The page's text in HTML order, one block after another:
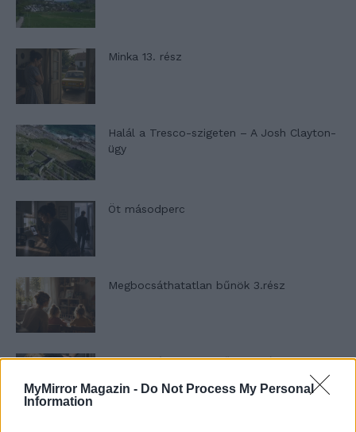
MyMirror Magazin - Do Not Process My Personal
Information
Minka 13. rész
Halál a Tresco-szigeten – A Josh Clayton-
ügy
Öt másodperc
Megbocsáthatatlan bűnök 3.rész
Megbocsáthatatlan bűnök 2.rész